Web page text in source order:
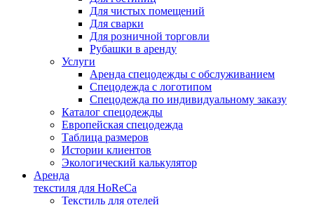
Для чистых помещений
Для сварки
Для розничной торговли
Рубашки в аренду
Услуги
Аренда спецодежды с обслуживанием
Спецодежда с логотипом
Спецодежда по индивидуальному заказу
Каталог спецодежды
Европейская спецодежда
Таблица размеров
Истории клиентов
Экологический калькулятор
Аренда
текстиля для HoReCa
Текстиль для отелей